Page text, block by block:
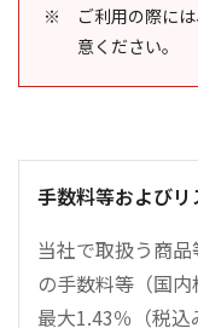
ご利用の際に
意ください。
手数料等および
当社で取扱う商
の手数料等（国
最大1.43％（税